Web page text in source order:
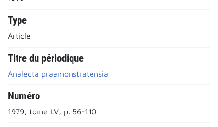
Type
Article
Titre du périodique
Analecta praemonstratensia
Numéro
1979, tome LV, p. 56-110